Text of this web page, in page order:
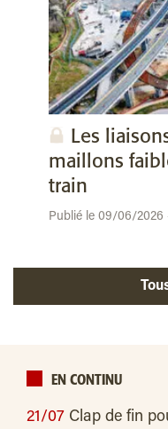
Les
maillons
train
Publié le 09/06/2026
EN CONTINU
21/07 Clap de fin